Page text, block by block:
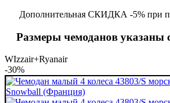
Дополнительная СКИДКА -5% при
Размеры чемоданов указаны
WIzzair+Ryanair
-30%